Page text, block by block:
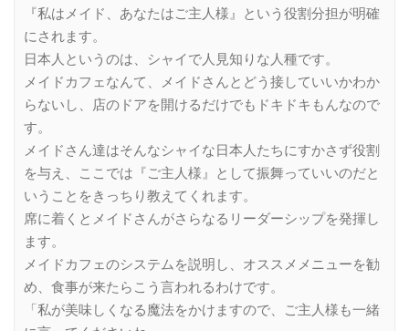
『私はメイド、あなたはご主人様』という役割分担が明確
にされます。
日本人というのは、シャイで人見知りな人種です。
メイドカフェなんて、メイドさんとどう接していいかわか
らないし、店のドアを開けるだけでもドキドキもんなので
す。
メイドさん達はそんなシャイな日本人たちにすかさず役割
を与え、ここでは『ご主人様』として振舞っていいのだと
いうことをきっちり教えてくれます。
席に着くとメイドさんがさらなるリーダーシップを発揮し
ます。
メイドカフェのシステムを説明し、オススメメニューを勧
め、食事が来たらこう言われるわけです。
「私が美味しくなる魔法をかけますので、ご主人様も一緒